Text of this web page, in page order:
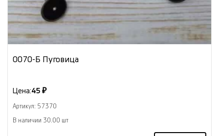
0070-Б Пуговица
Цена:45 ₽
Артикул: 57370
В наличии 30.00 шт